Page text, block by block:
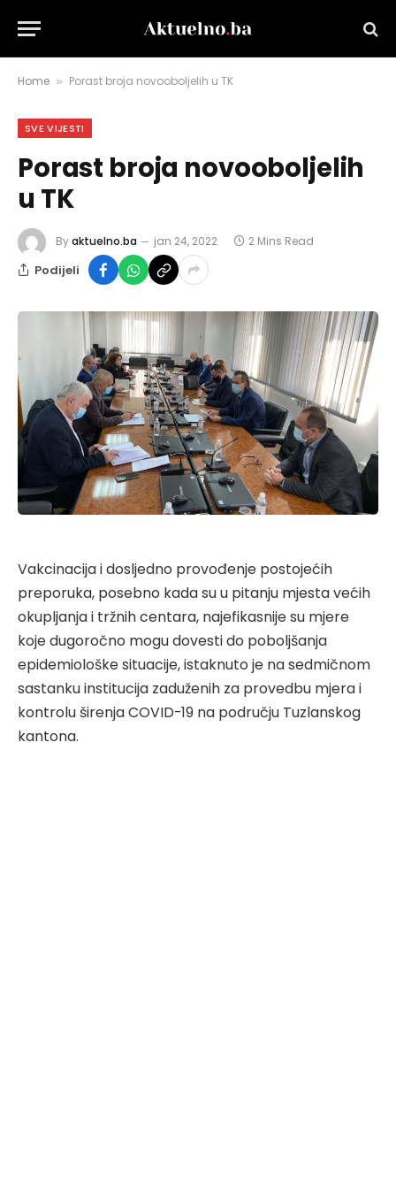
Home » Porast broja novooboljelih u TK
SVE VIJESTI
Porast broja novooboljelih
u TK
Byaktuelno.ba jan 24, 2022 2 Mins Read
Podijeli
Vakcinacija i dosljedno provođenje postojećih
preporuka, posebno kada su u pitanju mjesta većih
okupljanja i tržnih centara, najefikasnije su mjere
koje dugoročno mogu dovesti do poboljšanja
epidemiološke situacije, istaknuto je na sedmičnom
sastanku institucija zaduženih za provedbu mjera i
kontrolu širenja COVID-19 na području Tuzlanskog
kantona.